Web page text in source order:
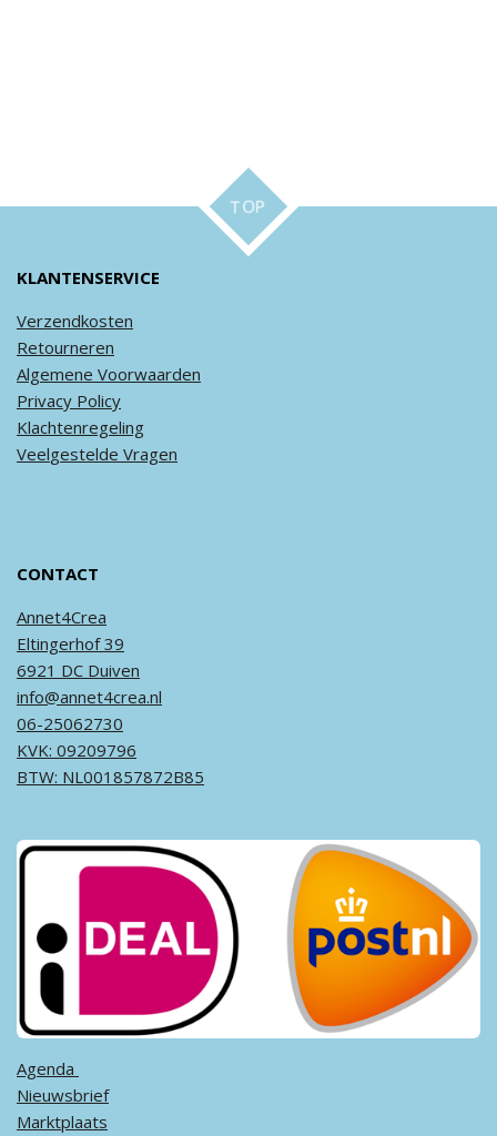
TOP
KLANTENSERVICE
Verzendkosten
Retourneren
Algemene Voorwaarden
Privacy Policy
Klachtenregeling
Veelgestelde Vragen
CONTACT
Annet4Crea
Eltingerhof 39
6921 DC Duiven
info@annet4crea.nl
06-25062730
KVK: 09209796
BTW: NL001857872B85
Agenda ​
Nieuwsbrief
Marktplaats